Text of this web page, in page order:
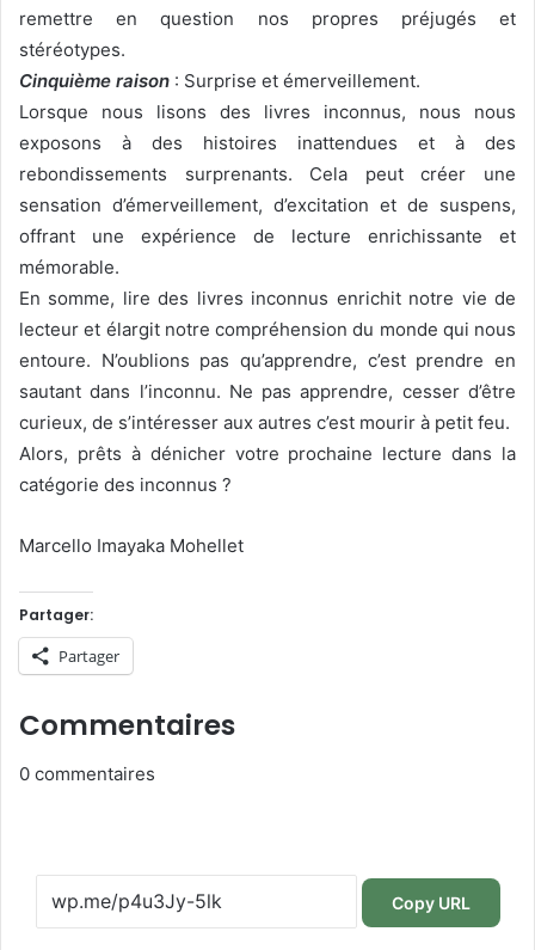
remettre en question nos propres préjugés et
stéréotypes.
Cinquième raison : Surprise et émerveillement.
Lorsque nous lisons des livres inconnus, nous nous
exposons à des histoires inattendues et à des
rebondissements surprenants. Cela peut créer une
sensation d’émerveillement, d’excitation et de suspens,
offrant une expérience de lecture enrichissante et
mémorable.
En somme, lire des livres inconnus enrichit notre vie de
lecteur et élargit notre compréhension du monde qui nous
entoure. N’oublions pas qu’apprendre, c’est prendre en
sautant dans l’inconnu. Ne pas apprendre, cesser d’être
curieux, de s’intéresser aux autres c’est mourir à petit feu.
Alors, prêts à dénicher votre prochaine lecture dans la
catégorie des inconnus ?
Marcello Imayaka Mohellet
Partager:
Partager
Commentaires
0 commentaires
Copy URL